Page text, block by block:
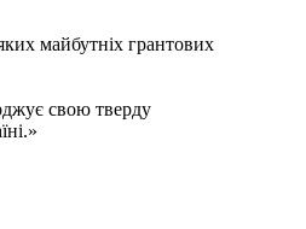
майбутніх грантових
свою тверду